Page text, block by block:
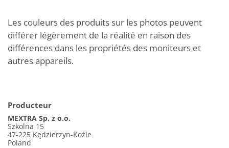
Les couleurs des produits sur les photos peuvent
différer légèrement de la réalité en raison des
différences dans les propriétés des moniteurs et
autres appareils.
Producteur
MEXTRA Sp. z o.o.
Szkolna 15
47-225 Kędzierzyn-Koźle
Poland